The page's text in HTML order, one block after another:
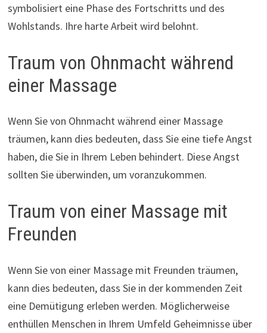
symbolisiert eine Phase des Fortschritts und des
Wohlstands. Ihre harte Arbeit wird belohnt.
Traum von Ohnmacht während
einer Massage
Wenn Sie von Ohnmacht während einer Massage
träumen, kann dies bedeuten, dass Sie eine tiefe Angst
haben, die Sie in Ihrem Leben behindert. Diese Angst
sollten Sie überwinden, um voranzukommen.
Traum von einer Massage mit
Freunden
Wenn Sie von einer Massage mit Freunden träumen,
kann dies bedeuten, dass Sie in der kommenden Zeit
eine Demütigung erleben werden. Möglicherweise
enthüllen Menschen in Ihrem Umfeld Geheimnisse über